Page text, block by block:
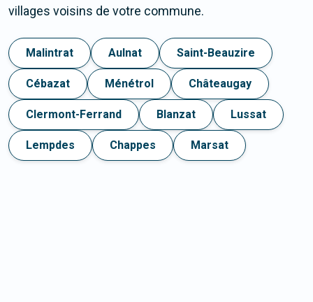
villages voisins de votre commune.
Malintrat Aulnat Saint-Beauzire
Cébazat Ménétrol Châteaugay
Clermont-Ferrand Blanzat Lussat
Lempdes Chappes Marsat